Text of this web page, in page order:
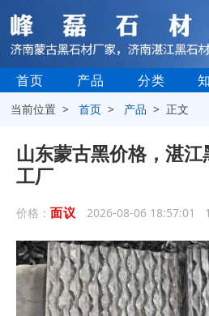
首页 产品 分类
当前位置 >首页 > 产品 > 正文
山东蒙古黑价格，湛
工厂
价格： 面议 2026-08-06 18:57:01